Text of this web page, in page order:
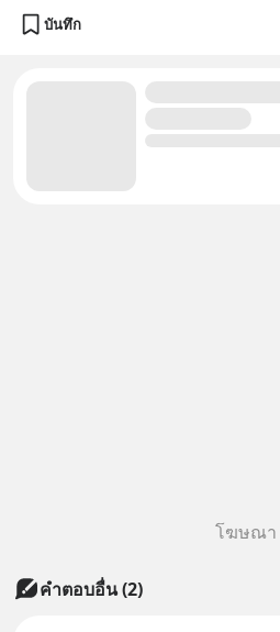
บันทึก
โฆษณา
คำตอบอื่น(2)